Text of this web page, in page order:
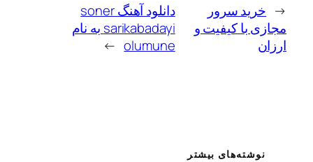
← خرید سرور
مجازی با کیفیت و
ارزان
دانلود آهنگ soner
sarikabadayi به نام
olumune
→
نوشته‌های بیشتر